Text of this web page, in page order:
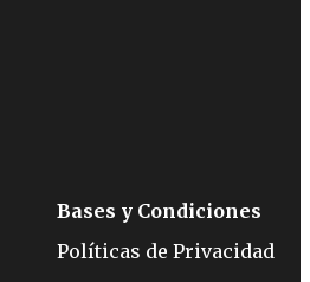
Bases y Condiciones
Políticas de Privacidad